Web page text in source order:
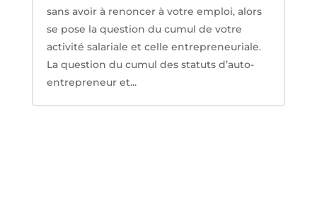
sans avoir à renoncer à votre emploi, alors
se pose la question du cumul de votre
activité salariale et celle entrepreneuriale.
La question du cumul des statuts d’auto-
entrepreneur et...